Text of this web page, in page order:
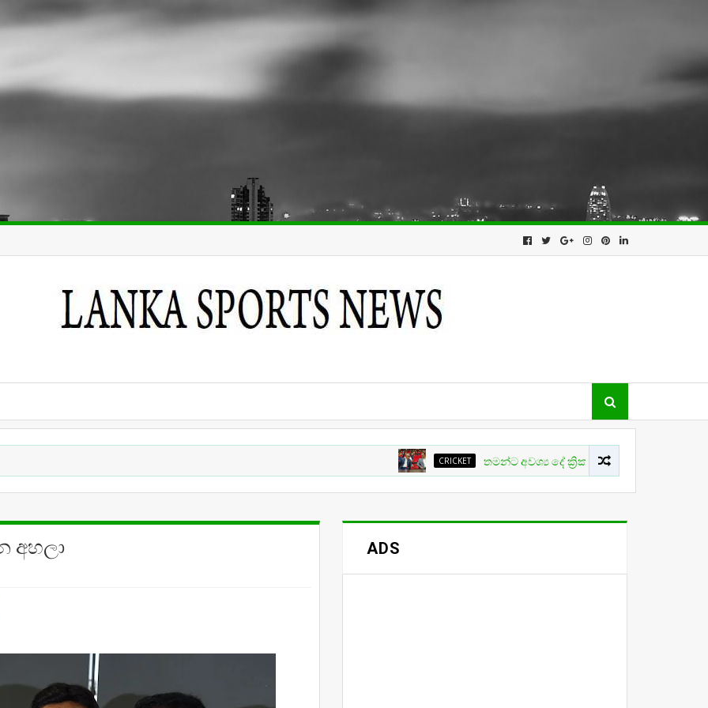
CRICKET තමන්ට අවශ්‍ය දේ ක්‍රිකට් වල සිදු නොවීම ගැන ක්‍රීඩා
අහලා ADS